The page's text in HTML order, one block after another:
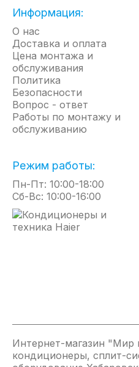
Информация:
О нас
Доставка и оплата
Цена монтажа и
обслуживания
Политика
Безопасности
Вопрос - ответ
Работы по монтажу и
обслуживанию
Режим работы:
Пн-Пт: 10:00-18:00
Сб-Вс: 10:00-16:00
Интернет-магазин "Мир
кондиционеры, сплит-